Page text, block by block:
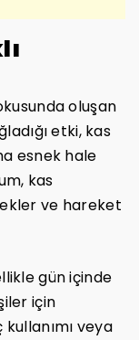
oluşan
etki, kas
esnek hale
kas
ve hareket
gün içinde
için
kullanımı veya